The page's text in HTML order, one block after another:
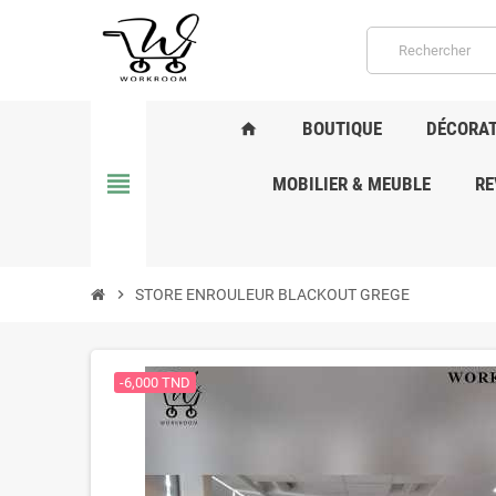
view_headline
home BOUTIQUE
MOBILIER & MEUBLE
chevron_right STORE ENROULEUR BLACKOUT GREGE
-6,000 TND